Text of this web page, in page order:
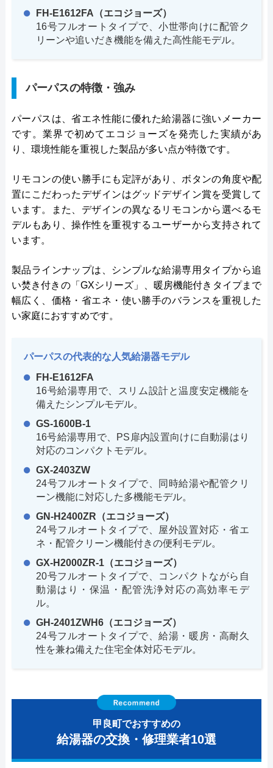
FH-E1612FA（エコジョーズ）
16号フルオートタイプで、小世帯向けに配管ク
リーンや追いだき機能を備えた高性能モデル。
パーパスの特徴・強み
パーパスは、省エネ性能に優れた給湯器に強いメーカー
です。業界で初めてエコジョーズを発売した実績があ
り、環境性能を重視した製品が多い点が特徴です。
リモコンの使い勝手にも定評があり、ボタンの角度や配
置にこだわったデザインはグッドデザイン賞を受賞して
います。また、デザインの異なるリモコンから選べるモ
デルもあり、操作性を重視するユーザーから支持されて
います。
製品ラインナップは、シンプルな給湯専用タイプから追
い焚き付きの「GXシリーズ」、暖房機能付きタイプまで
幅広く、価格・省エネ・使い勝手のバランスを重視した
い家庭におすすめです。
パーパスの代表的な人気給湯器モデル
FH-E1612FA
16号給湯専用で、スリム設計と温度安定機能を
備えたシンプルモデル。
GS-1600B-1
16号給湯専用で、PS扉内設置向けに自動湯はり
対応のコンパクトモデル。
GX-2403ZW
24号フルオートタイプで、同時給湯や配管クリ
ーン機能に対応した多機能モデル。
GN-H2400ZR（エコジョーズ）
24号フルオートタイプで、屋外設置対応・省エ
ネ・配管クリーン機能付きの便利モデル。
GX-H2000ZR-1（エコジョーズ）
20号フルオートタイプで、コンパクトながら自
動湯はり・保温・配管洗浄対応の高効率モデ
ル。
GH-2401ZWH6（エコジョーズ）
24号フルオートタイプで、給湯・暖房・高耐久
性を兼ね備えた住宅全体対応モデル。
甲良町でおすすめの
給湯器の交換・修理業者10選